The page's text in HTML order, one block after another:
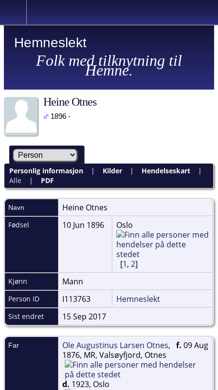
Hemneslekt
Folk med tilknytning til
Hemne.
Heine Otnes
1896 -
Personlig informasjon| Kilder| Hendelseskart|
Alle | PDF
Navn Heine Otnes
Fødsel 10 Jun 1896 Oslo
[1, 2]
Kjønn Mann
Person ID I113763 Hemneslekt
Sist endret 15 Sep 2017
Far Ole Augustinus Larsen Otnes, f. 09 Aug
1876, MR, Valsøyfjord, Otnes
d. 1923, Oslo